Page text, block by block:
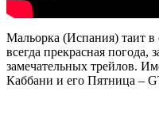
Мальорка (Испания) таит в
всегда прекрасная
замечательных трейлов.
Каббани и его Пятница –